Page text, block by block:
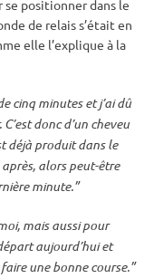
positionner dans le
de relaiss’était en
elle l’explique à la
cinq minutes et j’ai dû
donc d’un cheveu
déjà produit dans le
après, alors peut-être
minute.”
mais aussi pour
aujourd’hui et
faire une bonne course.”